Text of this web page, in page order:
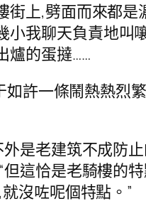
街上,劈面而來都是
小我聊天負責地叫
爐的蛋撻……
如許一條鬧熱熱烈
是老建筑不成防
這恰是老騎樓的
沒咗呢個特點。”